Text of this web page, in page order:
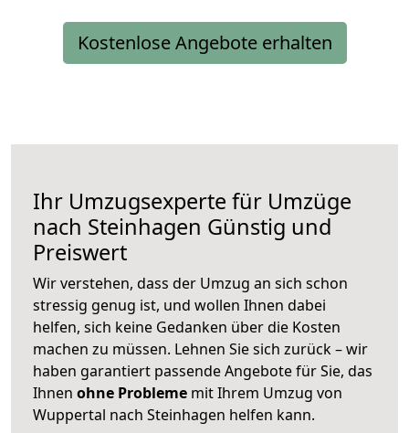
Kostenlose Angebote erhalten
Ihr Umzugsexperte für Umzüge
nach Steinhagen Günstig und
Preiswert
Wir verstehen, dass der Umzug an sich schon
stressig genug ist, und wollen Ihnen dabei
helfen, sich keine Gedanken über die Kosten
machen zu müssen. Lehnen Sie sich zurück – wir
haben garantiert passende Angebote für Sie, das
Ihnen ohne Probleme mit Ihrem Umzug von
Wuppertal nach Steinhagen helfen kann.